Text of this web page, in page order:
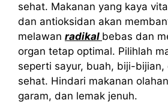
sehat. Makanan yang kaya
dan antioksidan akan
melawan radikal bebas dan
organ tetap optimal. Pilihlah
seperti sayur, buah, biji-bijian,
sehat. Hindari makanan
garam, dan lemak jenuh.